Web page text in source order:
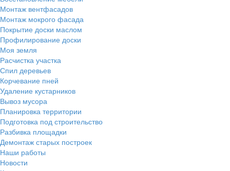
Монтаж вентфасадов
Монтаж мокрого фасада
Покрытие доски маслом
Профилирование доски
Моя земля
Расчистка участка
Спил деревьев
Корчевание пней
Удаление кустарников
Вывоз мусора
Планировка территории
Подготовка под строительство
Разбивка площадки
Демонтаж старых построек
Наши работы
Новости